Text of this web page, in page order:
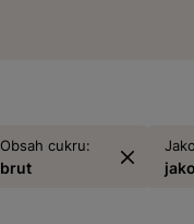
Obsah cukru:
brut